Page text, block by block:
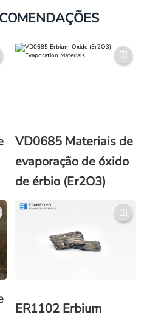
VD0685 Materiais de
evaporação de óxido
de érbio (Er2O3)
ER1102 Erbium